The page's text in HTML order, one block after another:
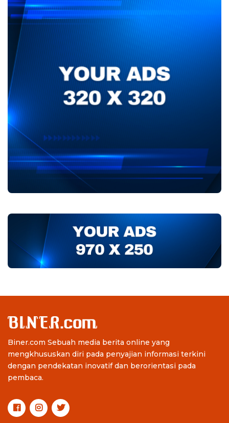
Biner.com Sebuah media berita online yang
mengkhususkan diri pada penyajian informasi terkini
dengan pendekatan inovatif dan berorientasi pada
pembaca.